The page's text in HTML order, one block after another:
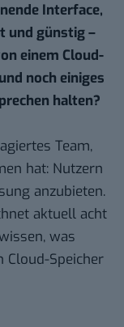
Interface,
und günstig –
einem Cloud-
noch einiges
halten?
Team,
hat: Nutzern
anzubieten.
aktuell acht
was
Cloud-Speicher